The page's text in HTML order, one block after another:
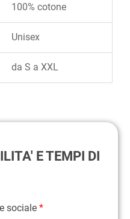
100% cotone
Unisex
da S a XXL
E TEMPI DI
sociale *